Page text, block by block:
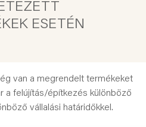
ESETÉN
van a megrendelt termékeket
a felújítás/építkezés különböző
vállalási határidőkkel.